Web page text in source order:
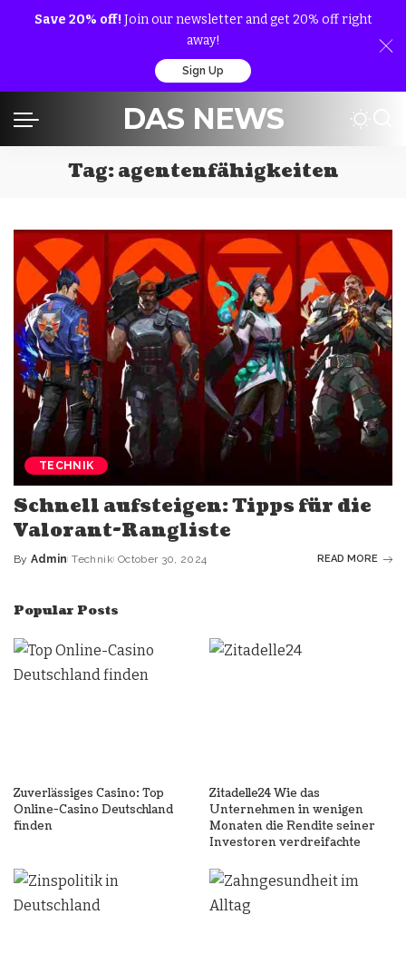
Save 20% off! Join our newsletter and get 20% off right
away!
Sign Up
DAS NEWS
Tag:agentenfähigkeiten
TECHNIK
Schnell aufsteigen: Tipps für die
Valorant-Rangliste
By Admin Technik October 30, 2024 READ MORE
Popular Posts
Zuverlässiges Casino: Top
Online-Casino Deutschland
finden
Zitadelle24 Wie das
Unternehmen in wenigen
Monaten die Rendite seiner
Investoren verdreifachte